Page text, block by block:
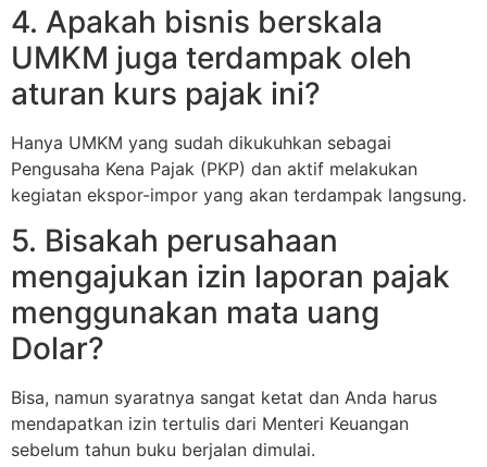
4. Apakah bisnis berskala
UMKM juga terdampak oleh
aturan kurs pajak ini?
Hanya UMKM yang sudah dikukuhkan sebagai
Pengusaha Kena Pajak (PKP) dan aktif melakukan
kegiatan ekspor-impor yang akan terdampak langsung.
5. Bisakah perusahaan
mengajukan izin laporan pajak
menggunakan mata uang
Dolar?
Bisa, namun syaratnya sangat ketat dan Anda harus
mendapatkan izin tertulis dari Menteri Keuangan
sebelum tahun buku berjalan dimulai.